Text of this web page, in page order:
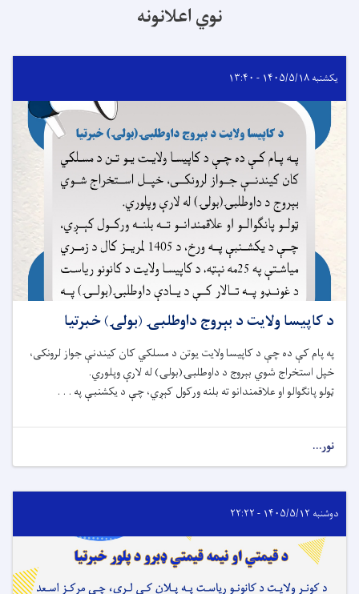
نوي اعلانونه
یکشنبه ۱۴۰۵/۵/۱۸ - ۱۳:۴۰
د کاپیسا ولایت د بېروج داوطلبۍ (بولۍ) خبرتیا
په پام کې ده چې د کاپیسا ولایت یوتن د مسلکي کان کیندنې جواز لرونکی،
خپل استخراج شوي بېروج د داوطلبۍ(بولۍ) له لارې وپلوري.
ټولو پانګوالو او علاقمندانو ته بلنه ورکول کېږي، چې د یکشنبې په . . .
نور...
دوشنبه ۱۴۰۵/۵/۱۲ - ۲۲:۲۲